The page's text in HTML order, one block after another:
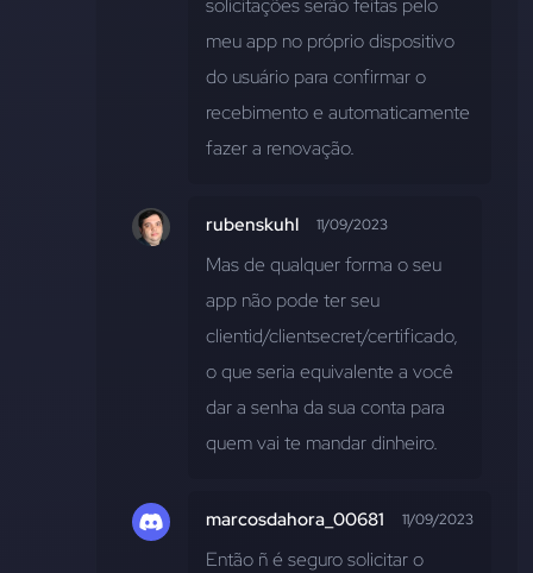
solicitações serão feitas pelo
meu app no próprio dispositivo
do usuário para confirmar o
recebimento e automaticamente
fazer a renovação.
rubenskuhl 11/09/2023
Mas de qualquer forma o seu
app não pode ter seu
clientid/clientsecret/certificado,
o que seria equivalente a você
dar a senha da sua conta para
quem vai te mandar dinheiro.
marcosdahora_00681 11/09/2023
Então ñ é seguro solicitar o